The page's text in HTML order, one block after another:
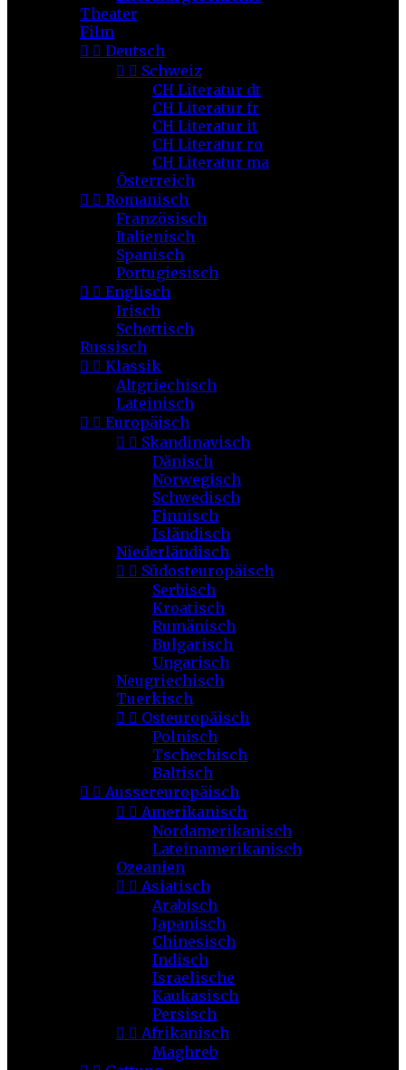
Theater
Film
  Deutsch
  Schweiz
CH Literatur dt
CH Literatur fr
CH Literatur it
CH Literatur ro
CH Literatur ma
Österreich
  Romanisch
Französisch
Italienisch
Spanisch
Portugiesisch
  Englisch
Irisch
Schottisch
Russisch
  Klassik
Altgriechisch
Lateinisch
  Europäisch
  Skandinavisch
Dänisch
Norwegisch
Schwedisch
Finnisch
Isländisch
Niederländisch
  Südosteuropäisch
Serbisch
Kroatisch
Rumänisch
Bulgarisch
Ungarisch
Neugriechisch
Tuerkisch
  Osteuropäisch
Polnisch
Tschechisch
Baltisch
  Aussereuropäisch
  Amerikanisch
Nordamerikanisch
Lateinamerikanisch
Ozeanien
  Asiatisch
Arabisch
Japanisch
Chinesisch
Indisch
Israelische
Kaukasisch
Persisch
  Afrikanisch
Maghreb